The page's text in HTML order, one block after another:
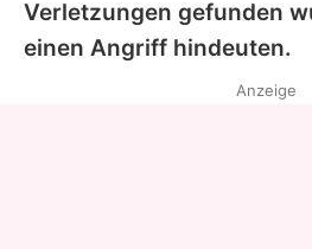
Verletzungen gefunden
einen Angriff hindeuten.
Anzeige